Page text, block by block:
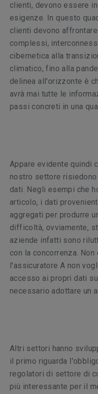
clienti, devono essere
esigenze. In questo
clienti devono
complessi,
cibernetica alla
climatico, fino alla
delinea all'orizzonte è
avrà mai tutte le
passi concreti in una
Appare evidente quindi
nostro settore
dati. Negli esempi che
articolo, i dati
aggregati per produrre
difficoltà, ovviamente,
aziende infatti sono
con la concorrenza.
l'assicuratore A non
accesso ai propri dati
necessario adottare un
Altri settori hanno
il primo riguarda
regolatori di settore di
più interessante per il